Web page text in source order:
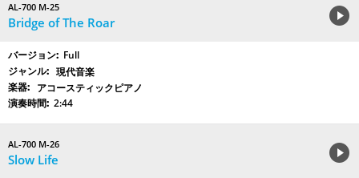
AL-700 M-25
Bridge of The Roar
Full
現代音楽
アコースティックピアノ
2:44
AL-700 M-26
Slow Life